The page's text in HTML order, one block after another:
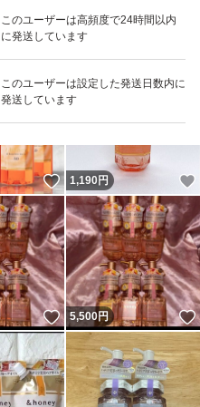
このユーザーは高頻度で24時間以内
に発送しています
このユーザーは設定した発送日数内に
発送しています
いいね！
4,000
いいね！
1,190円
いいね！
5,500円